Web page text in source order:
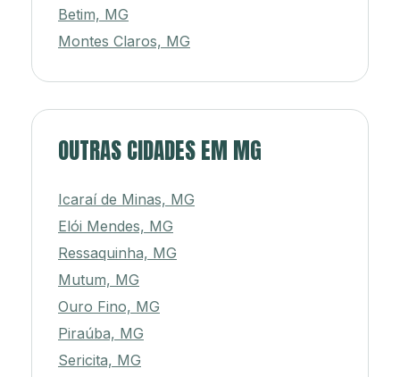
Betim, MG
Montes Claros, MG
OUTRAS CIDADES EM MG
Icaraí de Minas, MG
Elói Mendes, MG
Ressaquinha, MG
Mutum, MG
Ouro Fino, MG
Piraúba, MG
Sericita, MG